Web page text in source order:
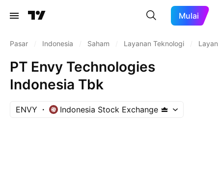
Mulai
Pasar Indonesia Saham Layanan Teknologi
PT Envy Technologies
Indonesia Tbk
ENVY Indonesia Stock Exchange